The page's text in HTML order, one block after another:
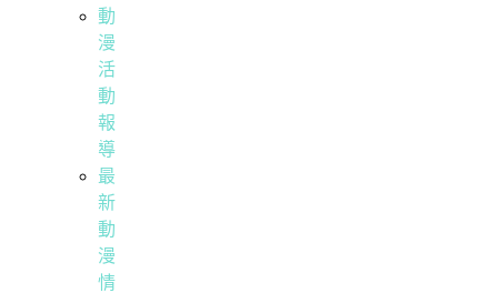
動
漫
活
動
報
導
最
新
動
漫
情